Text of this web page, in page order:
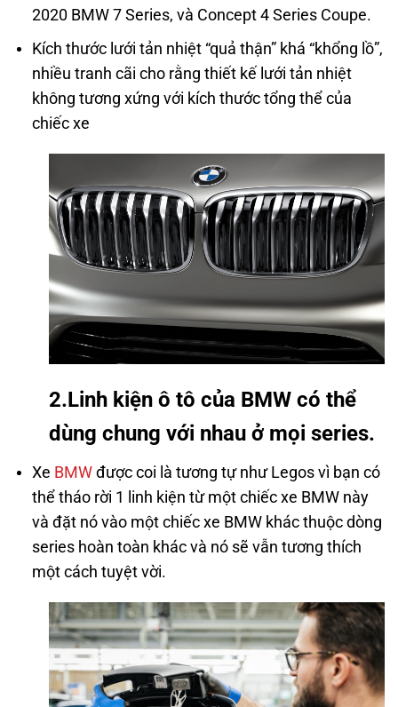
2020 BMW 7 Series, và Concept 4 Series Coupe.
Kích thước lưới tản nhiệt “quả thận” khá “khổng lồ”,
nhiều tranh cãi cho rằng thiết kế lưới tản nhiệt
không tương xứng với kích thước tổng thể của
chiếc xe
2.Linh kiện ô tô của BMW có thể
dùng chung với nhau ở mọi series.
Xe BMWđược coi là tương tự như Legos vì bạn có
thể tháo rời 1 linh kiện từ một chiếc xe BMW này
và đặt nó vào một chiếc xe BMW khác thuộc dòng
series hoàn toàn khác và nó sẽ vẫn tương thích
một cách tuyệt vời.